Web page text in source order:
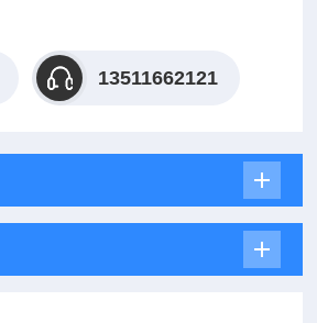
13511662121